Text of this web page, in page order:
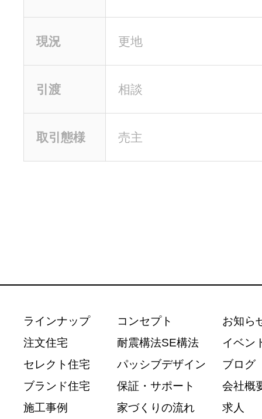
現況 更地
引渡 相談
取引態様 売主
ラインナップ
注文住宅
セレクト住宅
ブランド住宅
施工事例
コンセプト
耐震構法SE構法
パッシブデザイン
保証・サポート
家づくりの流れ
お知ら
イベン
ブログ
会社概
求人